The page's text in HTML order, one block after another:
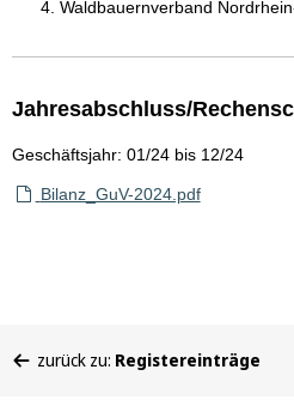
Waldbauernverband
Jahresabschluss/
Geschäftsjahr: 01/24 bis 12/24
Bilanz_GuV-2024.pdf
befinden
zurück zu: Registereinträge